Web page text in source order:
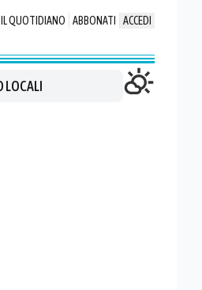
IL QUOTIDIANO ABBONATI ACCEDI
LOCALI